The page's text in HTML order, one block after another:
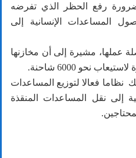
ضرورة رفع الحظر الذي تفرضه
المساعدات الإنسانية إلى
عملها، مشيرة إلى أن مخازنها
نحو 6000 شاحنة.
نظاما فعالا لتوزيع المساعدات
إلى نقل المساعدات المنقذة